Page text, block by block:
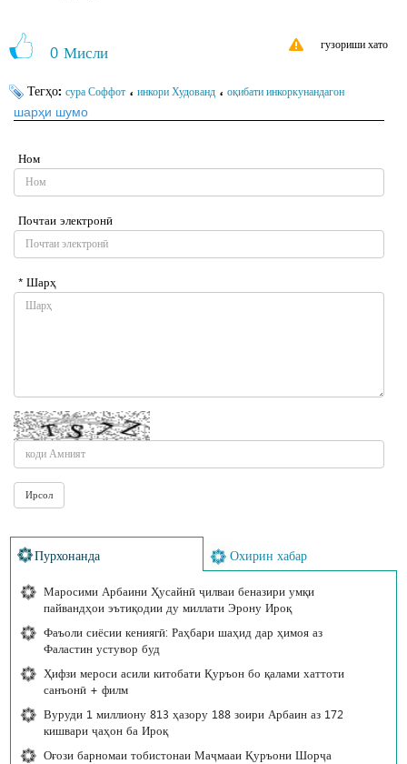
0 Мисли гузориши хато
Тегҳо: сура Соффот ، инкори Худованд ، оқибати инкоркунандагон
шарҳи шумо
Ном
Почтаи электронӣ
* Шарҳ
Пурхонанда Охирин хабар
Маросими Арбаини Ҳусайнӣ ҷилваи беназири умқи
пайвандҳои эътиқодии ду миллати Эрону Ироқ
Фаъоли сиёсии кениягӣ: Раҳбари шаҳид дар ҳимоя аз
Фаластин устувор буд
Ҳифзи мероси асили китобати Қуръон бо қалами хаттоти
санъонӣ + филм
Вуруди 1 миллиону 813 ҳазору 188 зоири Арбаин аз 172
кишвари ҷаҳон ба Ироқ
Оғози барномаи тобистонаи Маҷмааи Қуръони Шорҷа